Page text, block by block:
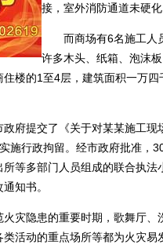
接，室外消防通道未硬
而商场有6名施工人
许多木头、纸箱、泡沫
楼的1至4层，建筑面积一万四
提交了《关于对某某施工现
施行政拘留。经市政府批准，
等多部门人员组成的联合执法
知书。
隐患的重要时期，歌舞厅、
活动的重点场所等都为火灾易